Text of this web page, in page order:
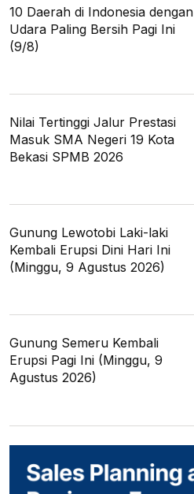
10 Daerah di Indonesia dengan
Udara Paling Bersih Pagi Ini
(9/8)
Nilai Tertinggi Jalur Prestasi
Masuk SMA Negeri 19 Kota
Bekasi SPMB 2026
Gunung Lewotobi Laki-laki
Kembali Erupsi Dini Hari Ini
(Minggu, 9 Agustus 2026)
Gunung Semeru Kembali
Erupsi Pagi Ini (Minggu, 9
Agustus 2026)